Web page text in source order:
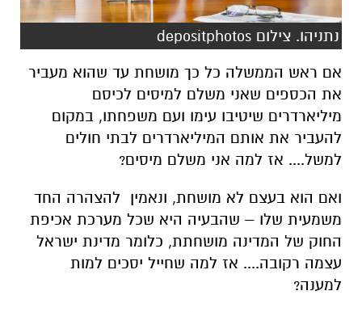
נתניהו. צילום depositphotos
אם ראש הממשלה כל כך מושחת עד שהוא מעביר
את הכספים שאני משלם למיסים לכיסם
מיליארדרים שיטיבו עימו ועם משפחתו, במקום
להעביר את אותם המיליארדרים לבתי חולים
למשל.... אז למה אני משלם מיסים?
ואם הוא בעצם לא מושחת, ונאמין להצהרה החד
משמעית שלו – שהבעיה היא שכל מערכת אכיפת
החוק של המדינה מושחתת, כלומר מדינת ישראל
עצמה רקובה.... אז למה שחייל יסכים למות
למענה?